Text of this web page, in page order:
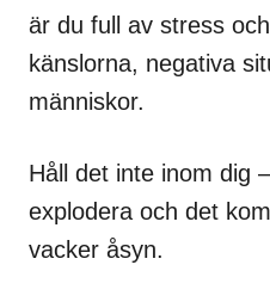
är du full av stress
känslorna, negativa
människor.
Håll det inte inom dig
explodera och det
vacker åsyn.